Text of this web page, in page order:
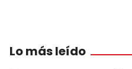
Lo más leído